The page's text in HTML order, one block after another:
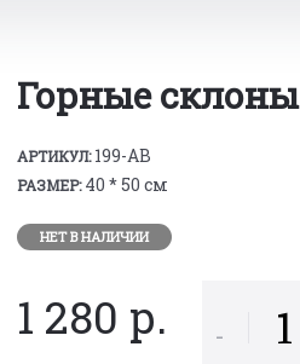
Горные склоны
АРТИКУЛ:199-AB
РАЗМЕР:40 * 50 см
НЕТ В НАЛИЧИИ
1 280 р. -